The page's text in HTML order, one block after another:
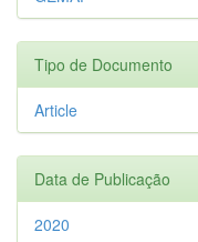
Tipo de Documento
Article
Data de Publicação
2020